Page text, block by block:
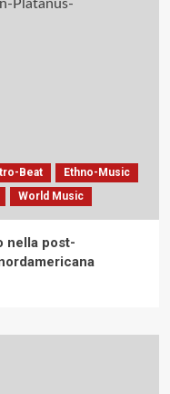
Beat
Ethno-Music
World Music
nella post-